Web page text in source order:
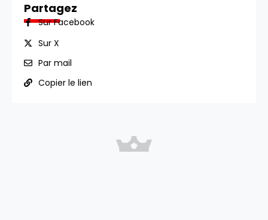
Partagez
Sur Facebook
Sur X
Par mail
Copier le lien